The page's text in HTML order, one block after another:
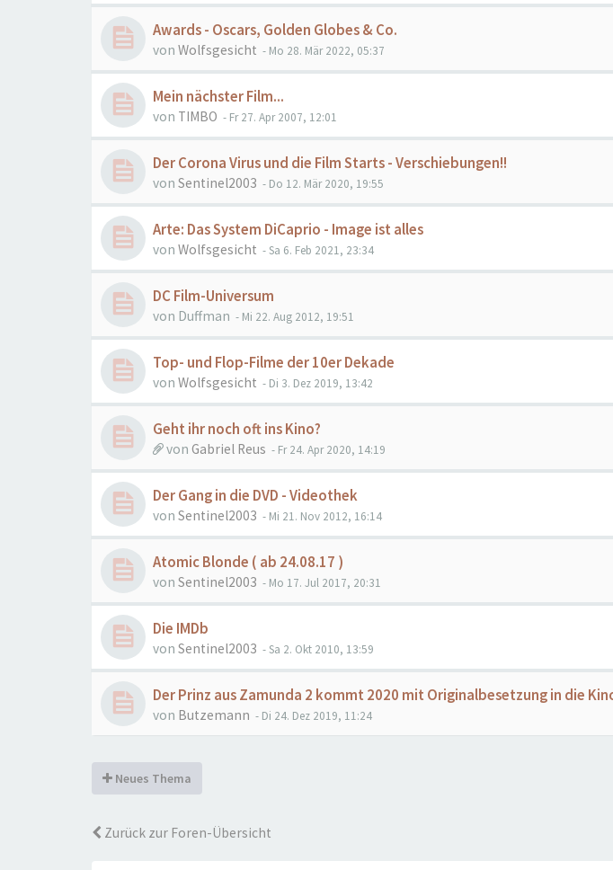
Awards - Oscars, Golden Globes & Co.
von Wolfsgesicht - Mo 28. Mär 2022, 05:37
Mein nächster Film...
von TIMBO - Fr 27. Apr 2007, 12:01
Der Corona Virus und die Film Starts - Verschiebungen!!
von Sentinel2003 - Do 12. Mär 2020, 19:55
Arte: Das System DiCaprio - Image ist alles
von Wolfsgesicht - Sa 6. Feb 2021, 23:34
DC Film-Universum
von Duffman - Mi 22. Aug 2012, 19:51
Top- und Flop-Filme der 10er Dekade
von Wolfsgesicht - Di 3. Dez 2019, 13:42
Geht ihr noch oft ins Kino?
von Gabriel Reus - Fr 24. Apr 2020, 14:19
Der Gang in die DVD - Videothek
von Sentinel2003 - Mi 21. Nov 2012, 16:14
Atomic Blonde ( ab 24.08.17 )
von Sentinel2003 - Mo 17. Jul 2017, 20:31
Die IMDb
von Sentinel2003 - Sa 2. Okt 2010, 13:59
Der Prinz aus Zamunda 2 kommt 2020 mit Originalbesetzung in die
von Butzemann - Di 24. Dez 2019, 11:24
Neues Thema
Zurück zur Foren-Übersicht